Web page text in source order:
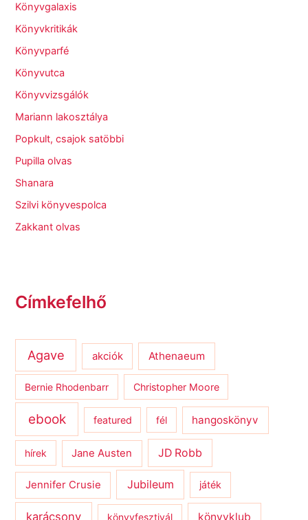
Könyvgalaxis
Könyvkritikák
Könyvparfé
Könyvutca
Könyvvizsgálók
Mariann lakosztálya
Popkult, csajok satöbbi
Pupilla olvas
Shanara
Szilvi könyvespolca
Zakkant olvas
Címkefelhő
Agave akciók Athenaeum
Bernie Rhodenbarr Christopher Moore
ebook featured fél hangoskönyv
hírek Jane Austen JD Robb
Jennifer Crusie Jubileum játék
karácsony könyvfesztivál könyvklub